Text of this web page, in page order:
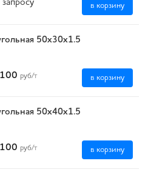
запросу в корзину
50х30х1.5
руб/т в корзину
50х40х1.5
руб/т в корзину